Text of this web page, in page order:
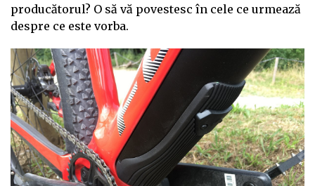
producătorul? O să vă povestesc în cele ce urmează
despre ce este vorba.